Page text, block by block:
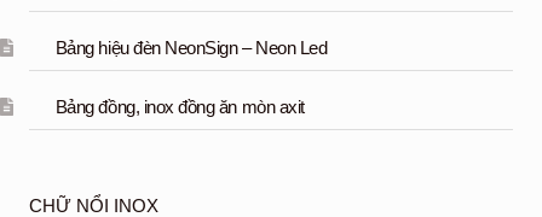
Bảng hiệu đèn NeonSign – Neon Led
Bảng đồng, inox đồng ăn mòn axit
CHỮ NỔI INOX